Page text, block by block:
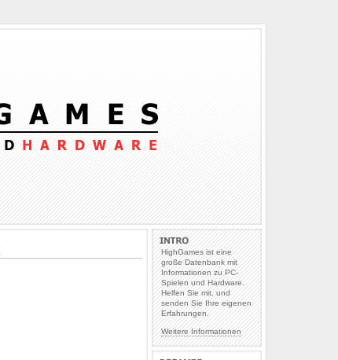
HighGames ist eine
große Datenbank mit
Informationen zu PC-
Spielen und Hardware.
Helfen Sie mit, und
senden Sie Ihre eigenen
Erfahrungen.
Weitere Informationen